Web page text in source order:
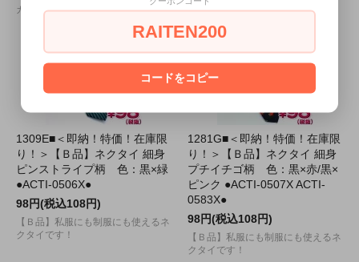
カーフです♪
1309E■＜即納！特価！在庫限
り！＞【Ｂ品】ネクタイ 細身
ピンストライプ柄 色：黒×緑
●ACTI-0506X●
98円(税込108円)
【Ｂ品】私服にも制服にも使えるネ
クタイです！
1281G■＜即納！特価！在庫限
り！＞【Ｂ品】ネクタイ 細身
プチイチゴ柄 色：黒×赤/黒×
ピンク ●ACTI-0507X ACTI-
0583X●
98円(税込108円)
【Ｂ品】私服にも制服にも使えるネ
クタイです！
RAITEN200
コードをコピー